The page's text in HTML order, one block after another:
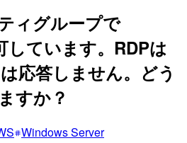
ィグループで
しています。RDPは
応答しません。どう
すか？
Windows Server